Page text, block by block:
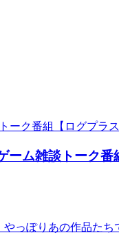
ム雑談トーク番
っぽりあの作品たち